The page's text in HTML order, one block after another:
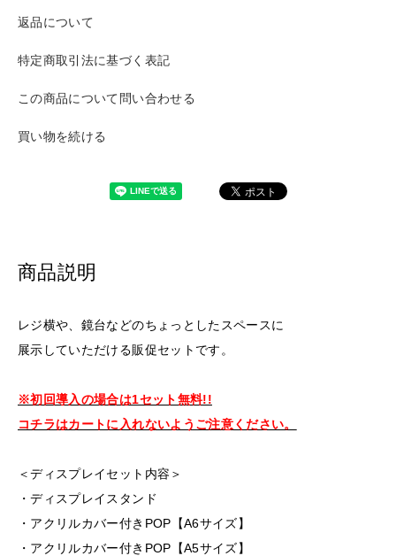
返品について
特定商取引法に基づく表記
この商品について問い合わせる
買い物を続ける
商品説明
レジ横や、鏡台などのちょっとしたスペースに
展示していただける販促セットです。
※初回導入の場合は1セット無料!!
コチラはカートに入れないようご注意ください。
＜ディスプレイセット内容＞
・ディスプレイスタンド
・アクリルカバー付きPOP【A6サイズ】
・アクリルカバー付きPOP【A5サイズ】